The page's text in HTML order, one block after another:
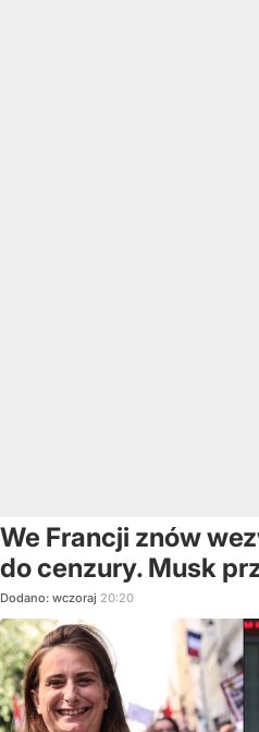
We Francji znów
do cenzury. Musk
Dodano: wczoraj 20:20